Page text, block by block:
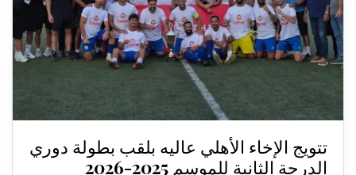
تتويج الإخاء الأهلي عاليه بلقب بطولة دوري
الدرجة الثانية للموسم 2025-2026